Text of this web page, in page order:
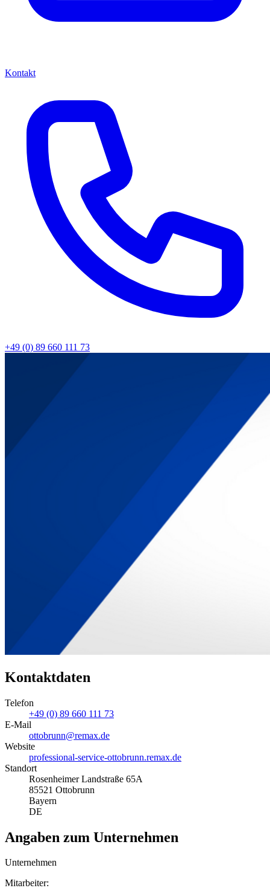
Kontakt
+49 (0) 89 660 111 73
Kontaktdaten
Telefon
+49 (0) 89 660 111 73
E-Mail
ottobrunn@remax.de
Website
professional-service-ottobrunn.remax.de
Standort
Rosenheimer Landstraße 65A
85521 Ottobrunn
Bayern
DE
Angaben zum Unternehmen
Unternehmen
Mitarbeiter: